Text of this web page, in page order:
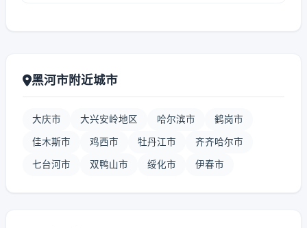
黑河市附近城市
大庆市 大兴安岭地区 哈尔滨市 鹤岗市
佳木斯市 鸡西市 牡丹江市 齐齐哈尔市
七台河市 双鸭山市 绥化市 伊春市